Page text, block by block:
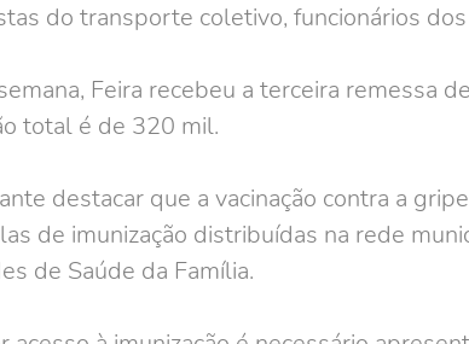
do transporte coletivo, funcionários
Feira recebeu a terceira remessa
total é de 320 mil.
destacar que a vacinação contra a
de imunização distribuídas na rede
de Saúde da Família.